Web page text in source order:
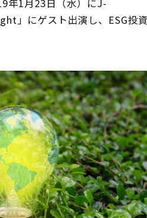
年1月23日（水）にJ-
」にゲスト出演し、ESG投